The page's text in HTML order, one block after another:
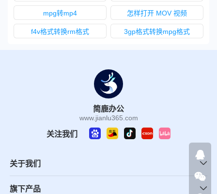
mpg转mp4 怎样打开 MOV 视频
f4v格式转换rm格式 3gp格式转换mpg格式
简鹿办公
www.jianlu365.com
关注我们
关于我们
旗下产品